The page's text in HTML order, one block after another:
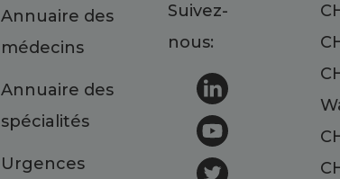
Annuaire des
médecins
Annuaire des
spécialités
Urgences
Suivez-
nous: